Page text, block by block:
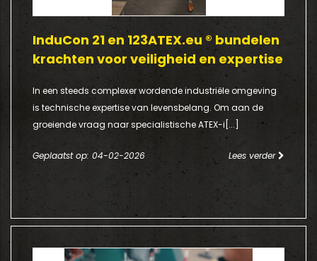
InduCon 21 en 123ATEX.eu ® bundelen
krachten voor veiligheid en expertise
In een steeds complexer wordende industriële omgeving
is technische expertise van levensbelang. Om aan de
groeiende vraag naar specialistische ATEX-i[...]
Geplaatst op: 04-02-2026 Lees verder